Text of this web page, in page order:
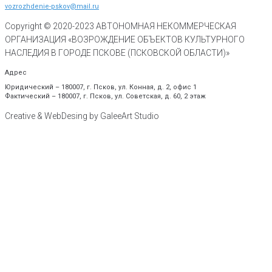
vozrozhdenie-pskov@mail.ru
Copyright © 2020-2023 АВТОНОМНАЯ НЕКОММЕРЧЕСКАЯ
ОРГАНИЗАЦИЯ «ВОЗРОЖДЕНИЕ ОБЪЕКТОВ КУЛЬТУРНОГО
НАСЛЕДИЯ В ГОРОДЕ ПСКОВЕ (ПСКОВСКОЙ ОБЛАСТИ)»
Адрес
Юридический – 180007, г. Псков, ул. Конная, д. 2, офис 1
Фактический – 180007, г. Псков, ул. Советская, д. 60, 2 этаж
Creative & WebDesing by GaleeArt Studio